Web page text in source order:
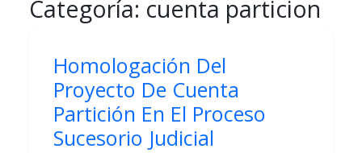
Categoría: cuenta particion
Homologación Del
Proyecto De Cuenta
Partición En El Proceso
Sucesorio Judicial